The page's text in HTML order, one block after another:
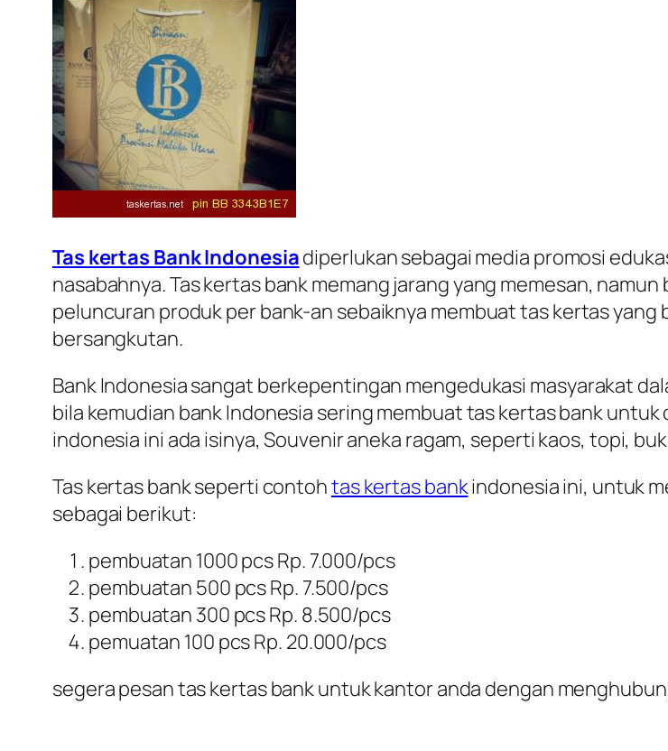
Tas kertas Bank Indonesiadiperlukan sebagai media promosi
nasabahnya. Tas kertas bank memang jarang yang memesan,
peluncuran produk per bank-an sebaiknya membuat tas kertas yang
bersangkutan.
Bank Indonesia sangat berkepentingan mengedukasi masyarakat
bila kemudian bank Indonesia sering membuat tas kertas bank
indonesia ini ada isinya, Souvenir aneka ragam, seperti kaos, topi,
Tas kertas bank seperti contohtas kertas bankindonesia ini, untuk
sebagai berikut:
pembuatan 1000 pcs Rp. 7.000/pcs
pembuatan 500 pcs Rp. 7.500/pcs
pembuatan 300 pcs Rp. 8.500/pcs
pemuatan 100 pcs Rp. 20.000/pcs
segera pesan tas kertas bank untuk kantor anda dengan